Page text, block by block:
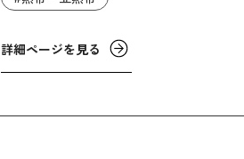
礁斜面、さらに沖合には通常よりも深
い水深に分布するサンゴ礁（中有光サ
まなサンゴ礁の地形を見ることができ
詳細ページを見る